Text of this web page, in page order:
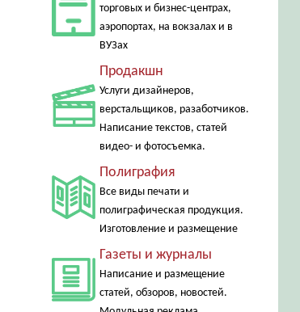
торговых и бизнес-центрах,
аэропортах, на вокзалах и в
ВУЗах
Продакшн
Услуги дизайнеров,
верстальщиков, разаботчиков.
Написание текстов, статей
видео- и фотосъемка.
Полиграфия
Все виды печати и
полиграфическая продукция.
Изготовление и размещение
Газеты и журналы
Написание и размещение
статей, обзоров, новостей.